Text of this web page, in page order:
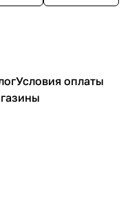
Условия оплаты